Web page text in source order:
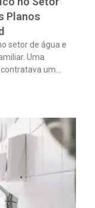
Planos
setor de água e
Uma
um